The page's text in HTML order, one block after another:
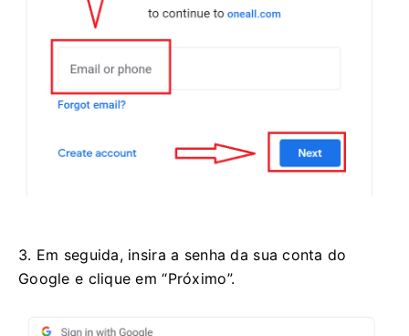
3. Em seguida, insira a senha da sua conta do
Google e clique em “Próximo”.